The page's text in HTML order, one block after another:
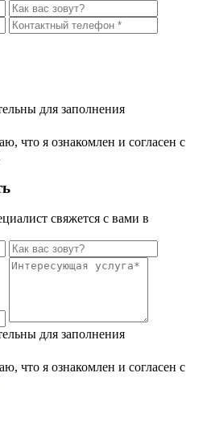
для заполнения
что я ознакомлен и согласен с
свяжется с вами в
для заполнения
что я ознакомлен и согласен с